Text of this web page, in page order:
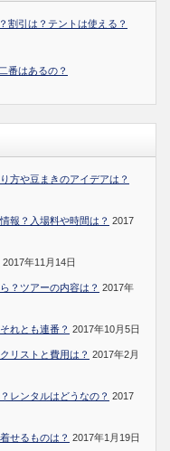
割引は？テントは使える？
番はあるの？
方や豆まきのアイデアは？
報？入場料や時間は？ 2017
2017年11月14日
？ツアーの内容は？ 2017年
れとも連番？ 2017年10月5日
リストと費用は？ 2017年2月
レンタルはどうなの？ 2017
せるものは？ 2017年1月19日